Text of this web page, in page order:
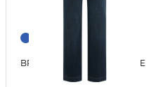
BRAX | Damen Jeans MAINE